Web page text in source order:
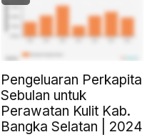
Pengeluaran Perkapita
Sebulan untuk
Perawatan Kulit Kab.
Bangka Selatan | 2024